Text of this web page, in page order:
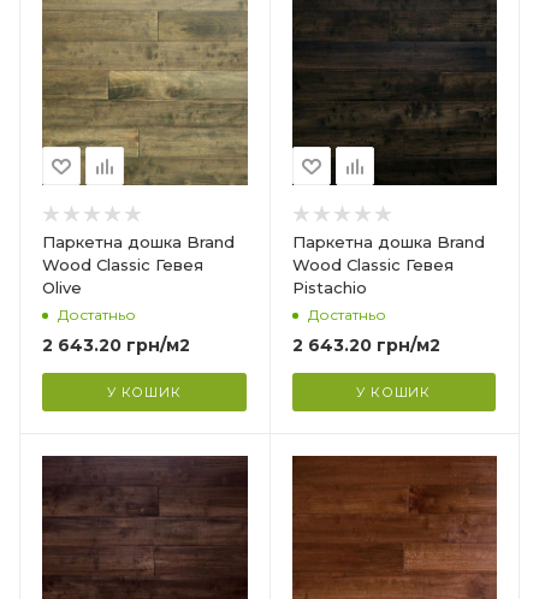
Паркетна дошка Brand
Wood Classic Гевея
Olive
Достатньо
2 643.20 грн/м2
У КОШИК
Індонезія
Колекція
Classic (Гладка)
Тип структури ?
Тришарова
Товщина
127 мм
1000 мм
4V
Паркетна дошка Brand
Wood Classic Гевея
Pistachio
Достатньо
2 643.20грн/м2
У КОШИК
Країна-виробник
Індонезія
Колекція
Classic (Гладка)
Тип структури